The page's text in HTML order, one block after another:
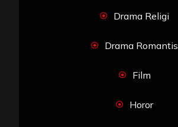
Drama Religi
Drama Romantis
Film
Horor